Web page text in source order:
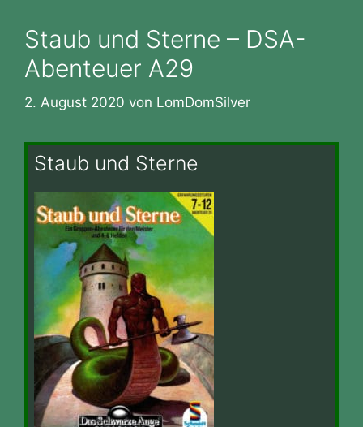
Staub und Sterne – DSA-
Abenteuer A29
2. August 2020 von LomDomSilver
Staub und Sterne